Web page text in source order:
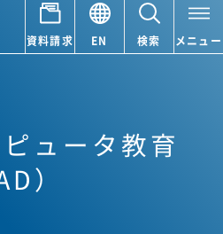
資料請求 EN 検索 メニュー
ュータ教育
）